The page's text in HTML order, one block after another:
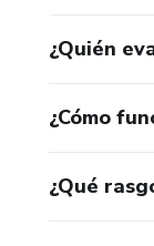
¿Quién
¿Cómo
¿Qué